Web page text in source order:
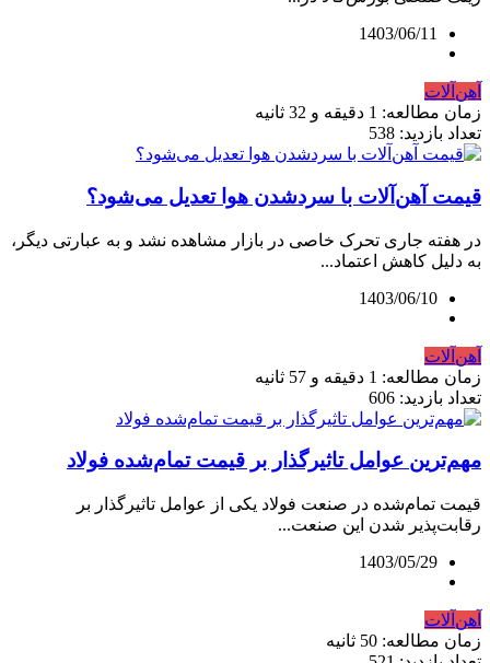
1403/06/11
آهن‌آلات
زمان مطالعه: 1 دقیقه و 32 ثانیه
تعداد بازدید: 538
قیمت آهن‌آلات با سردشدن هوا تعدیل می‌شود؟
در هفته جاری تحرک خاصی در بازار مشاهده نشد و به عبارتی دیگر،
به دلیل کاهش اعتماد...
1403/06/10
آهن‌آلات
زمان مطالعه: 1 دقیقه و 57 ثانیه
تعداد بازدید: 606
مهم‌ترین عوامل تاثیرگذار بر قیمت تمام‌‌شده فولاد
قیمت تمام‌‌شده در صنعت فولاد یکی از عوامل تاثیرگذار بر
رقابت‌‌پذیر شدن این صنعت...
1403/05/29
آهن‌آلات
زمان مطالعه: 50 ثانیه